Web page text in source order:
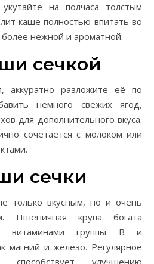
на полчаса толстым
каше полностью впитать во
нежной и ароматной.
сечкой
аккуратно разложите её по
немного свежих ягод,
для дополнительного вкуса.
сочетается с молоком или
сечки
только вкусным, но и очень
Пшеничная крупа богата
витаминами группы B и
магний и железо. Регулярное